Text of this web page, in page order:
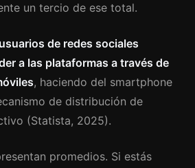
un tercio de ese total.
de redes sociales
a las plataformas a través de
, haciendo del smartphone
de distribución de
(Statista, 2025).
promedios. Si estás